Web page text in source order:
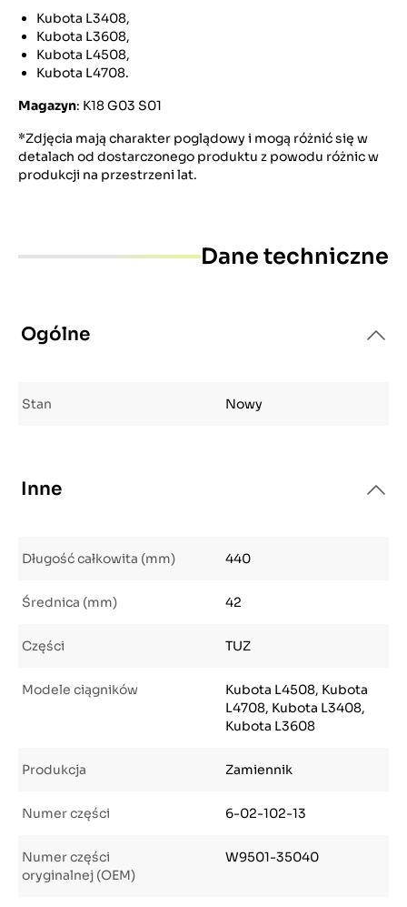
Kubota L3408,
Kubota L3608,
Kubota L4508,
Kubota L4708.
Magazyn: K18 G03 S01
*Zdjęcia mają charakter poglądowy i mogą różnić się w
detalach od dostarczonego produktu z powodu różnic w
produkcji na przestrzeni lat.
Dane techniczne
Ogólne
Stan Nowy
Inne
Długość całkowita (mm) 440
Średnica (mm) 42
Części TUZ
Modele ciągników
Kubota L4508, Kubota
L4708, Kubota L3408,
Kubota L3608
Produkcja Zamiennik
Numer części 6-02-102-13
Numer części
oryginalnej (OEM)
W9501-35040